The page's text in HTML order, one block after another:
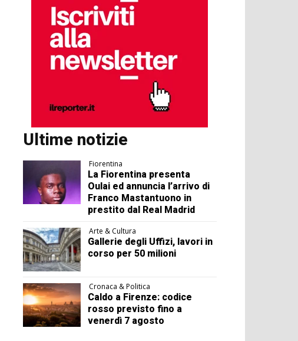
Ultime notizie
Fiorentina
La Fiorentina presenta
Oulai ed annuncia l’arrivo di
Franco Mastantuono in
prestito dal Real Madrid
Arte & Cultura
Gallerie degli Uffizi, lavori in
corso per 50 milioni
Cronaca & Politica
Caldo a Firenze: codice
rosso previsto fino a
venerdì 7 agosto